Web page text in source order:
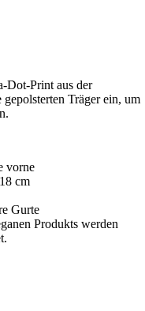
Dot-Print aus der
Träger ein, um
vorne
cm
Gurte
Produkts werden